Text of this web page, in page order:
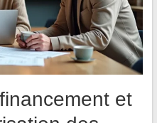
et